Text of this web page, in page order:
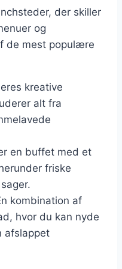
der skiller
og
de mest populære
kreative
alt fra
en buffet med et
friske
kombination af
hvor du kan nyde
afslappet